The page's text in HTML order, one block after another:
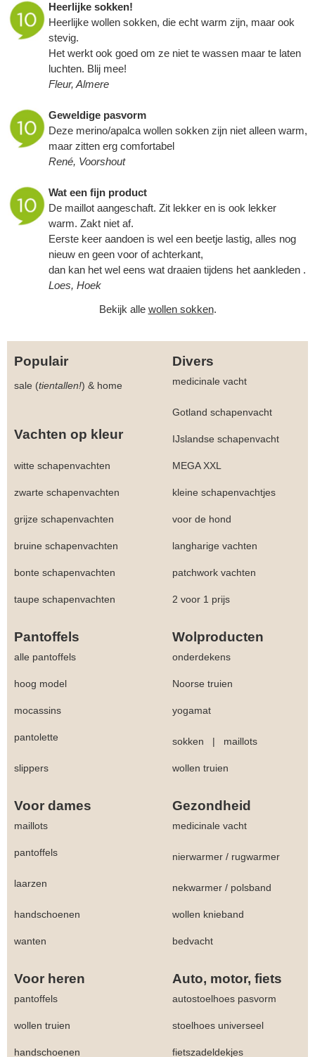
Heerlijke sokken!
Heerlijke wollen sokken, die echt warm zijn, maar ook
stevig.
Het werkt ook goed om ze niet te wassen maar te laten
luchten. Blij mee!
Fleur, Almere
Geweldige pasvorm
Deze merino/apalca wollen sokken zijn niet alleen warm,
maar zitten erg comfortabel
René, Voorshout
Wat een fijn product
De maillot aangeschaft. Zit lekker en is ook lekker
warm. Zakt niet af.
Eerste keer aandoen is wel een beetje lastig, alles nog
nieuw en geen voor of achterkant,
dan kan het wel eens wat draaien tijdens het aankleden .
Loes, Hoek
Bekijk alle wollen sokken.
Populair Divers
sale (tientallen!) & home medicinale vacht
Gotland schapenvacht
Vachten op kleur IJslandse schapenvacht
witte schapenvachten MEGA XXL
zwarte schapenvachten kleine schapenvachtjes
grijze schapenvachten voor de hond
bruine schapenvachten langharige vachten
bonte schapenvachten patchwork vachten
taupe schapenvachten 2 voor 1 prijs
Pantoffels Wolproducten
alle pantoffels onderdekens
hoog model Noorse truien
mocassins yogamat
pantolette sokken | maillots
slippers wollen truien
Voor dames Gezondheid
maillots medicinale vacht
pantoffels nierwarmer / rugwarmer
laarzen nekwarmer / polsband
handschoenen wollen knieband
wanten bedvacht
Voor heren Auto, motor, fiets
pantoffels autostoelhoes pasvorm
wollen truien stoelhoes universeel
handschoenen fietszadeldekjes